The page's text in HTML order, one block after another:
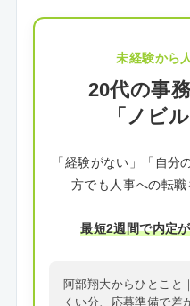
未経験から
20代の事
「ノビ
「経験がない」「自分
方でも人事への転職
最短2週間で内定
阿部翔大からひとこと
くい分、応募準備で差